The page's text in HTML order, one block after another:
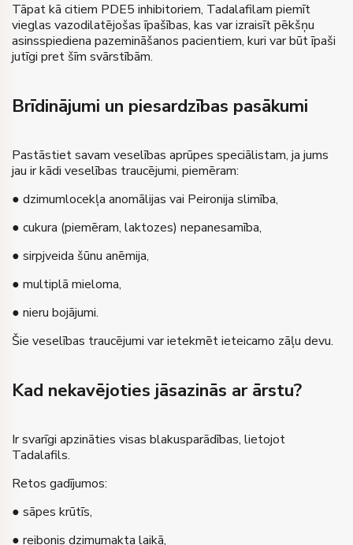
Tāpat kā citiem PDE5 inhibitoriem, Tadalafilam piemīt
vieglas vazodilatējošas īpašības, kas var izraisīt pēkšņu
asinsspiediena pazemināšanos pacientiem, kuri var būt īpaši
jutīgi pret šīm svārstībām.
Brīdinājumi un piesardzības pasākumi
Pastāstiet savam veselības aprūpes speciālistam, ja jums
jau ir kādi veselības traucējumi, piemēram:
● dzimumlocekļa anomālijas vai Peironija slimība,
● cukura (piemēram, laktozes) nepanesamība,
● sirpjveida šūnu anēmija,
● multiplā mieloma,
● nieru bojājumi.
Šie veselības traucējumi var ietekmēt ieteicamo zāļu devu.
Kad nekavējoties jāsazinās ar ārstu?
Ir svarīgi apzināties visas blakusparādības, lietojot
Tadalafils.
Retos gadījumos:
● sāpes krūtīs,
● reibonis dzimumakta laikā,